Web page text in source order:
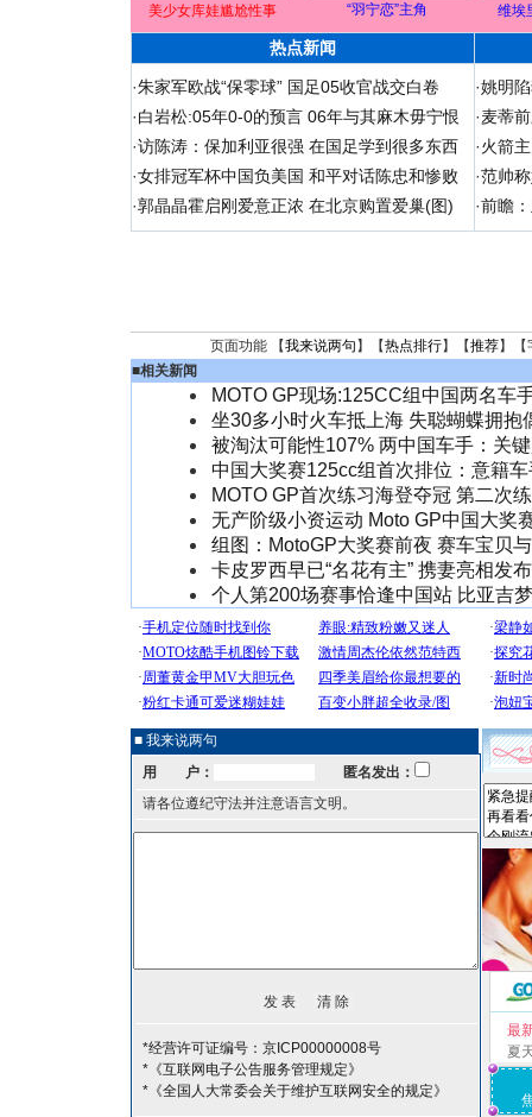
美少女库娃尴尬性事 “羽宁恋”主角 维埃
热点新闻
·朱家军欧战“保零球” 国足05收官战交白卷
·白岩松:05年0-0的预言 06年与其麻木毋宁恨
·访陈涛：保加利亚很强 在国足学到很多东西
·女排冠军杯中国负美国 和平对话陈忠和惨败
·郭晶晶霍启刚爱意正浓 在北京购置爱巢(图)
·姚明
·麦蒂
·火箭
·范帅
·前瞻
页面功能 【我来说两句 】【热点排行】【推荐】【
■相关新闻
MOTO GP现场:125CC组中国两名车
坐30多小时火车抵上海 失聪蝴蝶拥抱
被淘汰可能性107% 两中国车手：关
中国大奖赛125cc组首次排位：意籍
MOTO GP首次练习海登夺冠 第二次
无产阶级小资运动 Moto GP中国大奖
组图：MotoGP大奖赛前夜 赛车宝贝
卡皮罗西早已“名花有主” 携妻亮相发
个人第200场赛事恰逢中国站 比亚吉
■ 我来说两句
用 户：
匿名发出：
请各位遵纪守法并注意语言文明。
*经营许可证编号：京ICP00000008号
*《互联网电子公告服务管理规定》
*《全国人大常委会关于维护互联网安全的规定》
最
夏